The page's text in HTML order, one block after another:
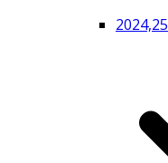
2024,25